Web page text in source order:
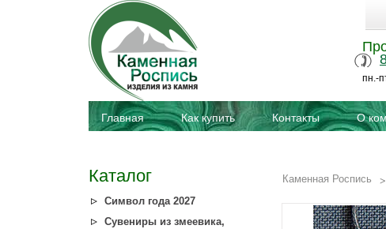
пн.-
Главная Как купить Контакты О
Каталог
Символ года 2027
Сувениры из змеевика,
Каменная Роспись